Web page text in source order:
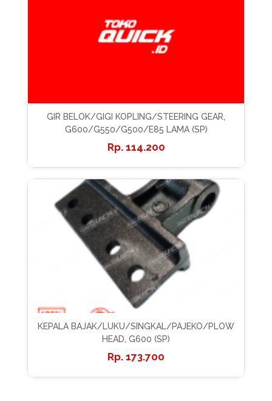
GIR BELOK/GIGI KOPLING/STEERING GEAR,
G600/G550/G500/E85 LAMA (SP)
114.200
KEPALA BAJAK/LUKU/SINGKAL/PAJEKO/PLOW
HEAD, G600 (SP)
173.700